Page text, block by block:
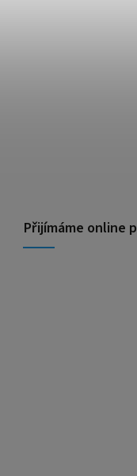
Přijímáme online